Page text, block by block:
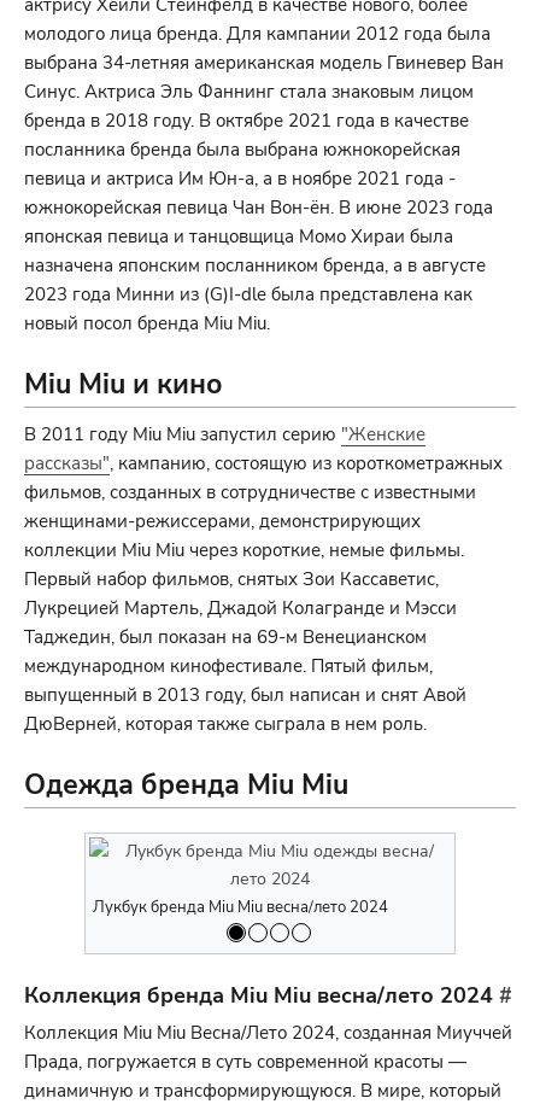
молодого лица бренда. Для кампании 2012 года была
выбрана 34-летняя американская модель Гвиневер Ван
Синус. Актриса Эль Фаннинг стала знаковым лицом
бренда в 2018 году. В октябре 2021 года в качестве
посланника бренда была выбрана южнокорейская
певица и актриса Им Юн-а, а в ноябре 2021 года -
южнокорейская певица Чан Вон-ён. В июне 2023 года
японская певица и танцовщица Момо Хираи была
назначена японским посланником бренда, а в августе
2023 года Минни из (G)I-dle была представлена как
новый посол бренда Miu Miu.
Miu Miu и кино
В 2011 году Miu Miu запустил серию "Женские
рассказы", кампанию, состоящую из короткометражных
фильмов, созданных в сотрудничестве с известными
женщинами-режиссерами, демонстрирующих
коллекции Miu Miu через короткие, немые фильмы.
Первый набор фильмов, снятых Зои Кассаветис,
Лукрецией Мартель, Джадой Колагранде и Мэсси
Таджедин, был показан на 69-м Венецианском
международном кинофестивале. Пятый фильм,
выпущенный в 2013 году, был написан и снят Авой
ДюВерней, которая также сыграла в нем роль.
Одежда бренда Miu Miu
Лукбук бренда Miu Miu весна/лето 2024
Коллекция бренда Miu Miu весна/лето 2024 #
Коллекция Miu Miu Весна/Лето 2024, созданная Миуччей
Прада, погружается в суть современной красоты —
динамичную и трансформирующуюся. В мире, который